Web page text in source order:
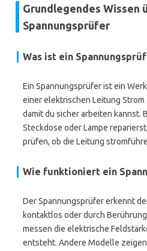
Grundlegendes Wissen
Spannungsprüfer
Was ist ein
Ein Spannungsprüfer ist ein
einer elektrischen Leitung
damit du sicher arbeiten kannst.
Steckdose oder Lampe
prüfen, ob die Leitung
Wie funktioniert ein
Der Spannungsprüfer erkennt
kontaktlos oder durch
messen die elektrische
entsteht. Andere Modelle